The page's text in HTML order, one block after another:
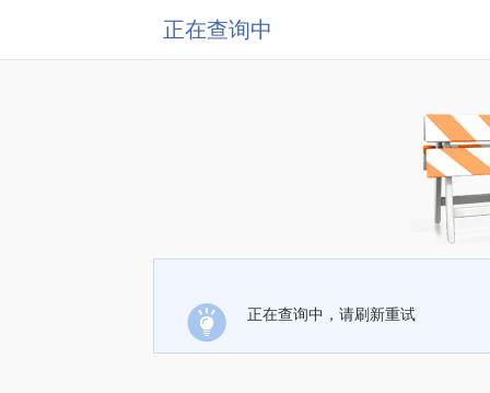
正在查询中
正在查询中，请刷新重试